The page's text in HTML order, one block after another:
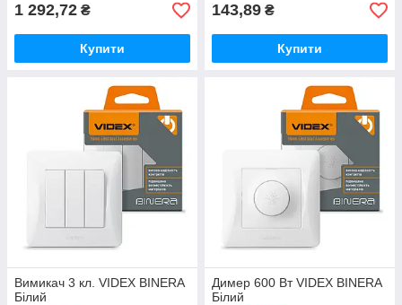
1 292,72 ₴
Купити
143,89 ₴
Купити
Вимикач 3 кл. VIDEX BINERA
Білий
Димер 600 Вт VIDEX BINERA
Білий